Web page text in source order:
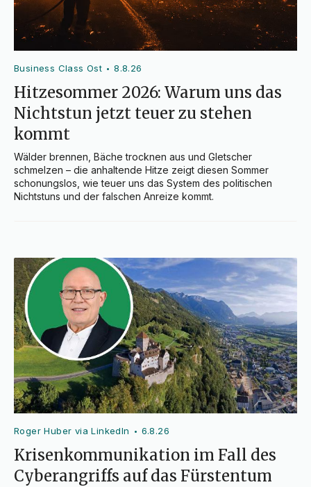
Business Class Ost •8.8.26
Hitzesommer 2026: Warum uns das
Nichtstun jetzt teuer zu stehen
kommt
Wälder brennen, Bäche trocknen aus und Gletscher
schmelzen – die anhaltende Hitze zeigt diesen Sommer
schonungslos, wie teuer uns das System des politischen
Nichtstuns und der falschen Anreize kommt.
Roger Huber via LinkedIn • 6.8.26
Krisenkommunikation im Fall des
Cyberangriffs auf das Fürstentum